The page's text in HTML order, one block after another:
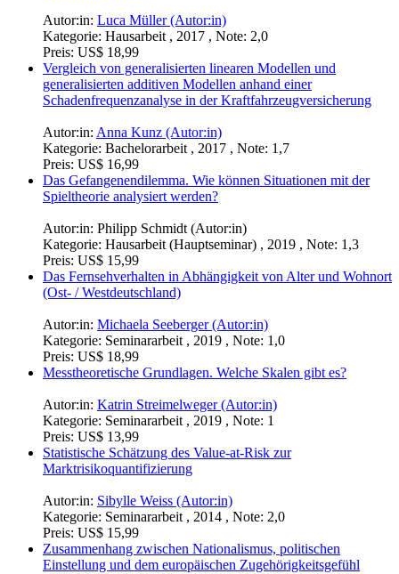
Autor:in: Luca Müller (Autor:in)
Kategorie: Hausarbeit , 2017 , Note: 2,0
Preis: US$ 18,99
Vergleich von generalisierten linearen Modellen und
generalisierten additiven Modellen anhand einer
Schadenfrequenzanalyse in der Kraftfahrzeugversicherung
Autor:in: Anna Kunz (Autor:in)
Kategorie: Bachelorarbeit , 2017 , Note: 1,7
Preis: US$ 16,99
Das Gefangenendilemma. Wie können Situationen mit der
Spieltheorie analysiert werden?
Autor:in: Philipp Schmidt (Autor:in)
Kategorie: Hausarbeit (Hauptseminar) , 2019 , Note: 1,3
Preis: US$ 15,99
Das Fernsehverhalten in Abhängigkeit von Alter und Wohnort
(Ost- / Westdeutschland)
Autor:in: Michaela Seeberger (Autor:in)
Kategorie: Seminararbeit , 2019 , Note: 1,0
Preis: US$ 18,99
Messtheoretische Grundlagen. Welche Skalen gibt es?
Autor:in: Katrin Streimelweger (Autor:in)
Kategorie: Seminararbeit , 2019 , Note: 1
Preis: US$ 13,99
Statistische Schätzung des Value-at-Risk zur
Marktrisikoquantifizierung
Autor:in: Sibylle Weiss (Autor:in)
Kategorie: Seminararbeit , 2014 , Note: 2,0
Preis: US$ 15,99
Zusammenhang zwischen Nationalismus, politischen
Einstellung und dem europäischen Zugehörigkeitsgefühl